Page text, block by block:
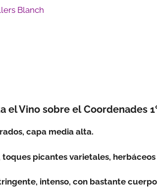
Blanch
el Vino sobre el Coordenades
capa media alta.
picantes varietales, herbáceos
intenso, con bastante